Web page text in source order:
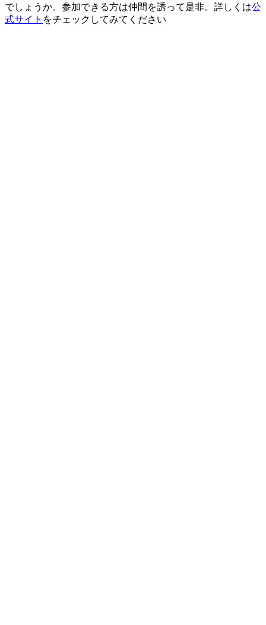
でしょうか。参加できる方は仲間を誘って是非。詳しくは公
式サイト をチェックしてみてください